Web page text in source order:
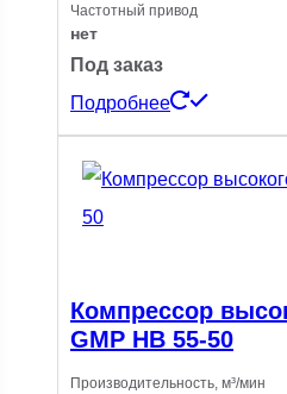
Частотный привод
нет
Под заказ
Подробнее
Компрессор
GMP HB 55-50
Производительность, м³/мин